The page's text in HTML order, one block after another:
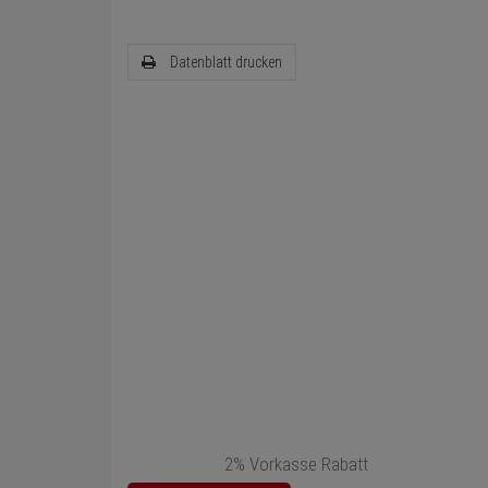
Datenblatt drucken
2% Vorkasse Rabatt